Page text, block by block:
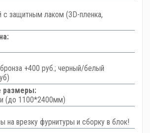
с защитным лаком (3D-пленка,
+400 руб.; черный/белый
размеры:
(до 1100*2400мм)
на врезку фурнитуры и сборку в блок!